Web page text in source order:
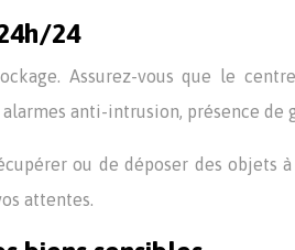
24
Assurez-vous que le
anti-intrusion, présence
ou de déposer des
attentes.